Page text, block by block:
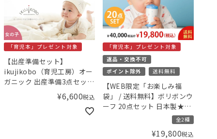
「育児本」プレゼント対象
【出産準備セット】
ikujikobo（育児工房）オー
ガニック 出産準備3点セット
（女の子）【小児科医の育
児本プレゼント！】／
¥6,600税込
「育児本」プレゼント対象
返品・交換不可
ポイント除外
送料無料
【WEB限定「お楽しみ福
袋」 / 送料無料】ボリボンウ
ーフ 20点セット 日本製★出
産準備福袋プレミアム 【小
児科医の育児本プレゼン
全2種
¥19,800税込